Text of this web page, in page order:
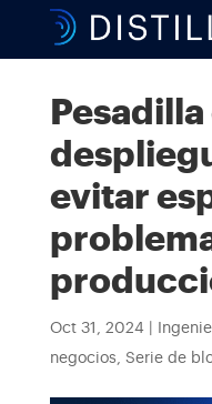
evitar
Oct 31, 2024
negocios, Serie de